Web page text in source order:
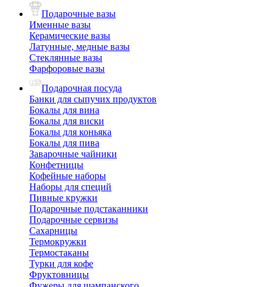
Подарочные вазы
Именные вазы
Керамические вазы
Латунные, медные вазы
Стеклянные вазы
Фарфоровые вазы
Подарочная посуда
Банки для сыпучих продуктов
Бокалы для вина
Бокалы для виски
Бокалы для коньяка
Бокалы для пива
Заварочные чайники
Конфетницы
Кофейные наборы
Наборы для специй
Пивные кружки
Подарочные подстаканники
Подарочные сервизы
Сахарницы
Термокружки
Термостаканы
Турки для кофе
Фруктовницы